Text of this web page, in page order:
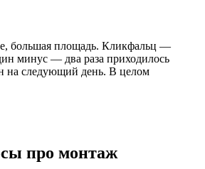
большая площадь. Кликфальц —
минус — два раза приходилось
на следующий день. В целом
про монтаж